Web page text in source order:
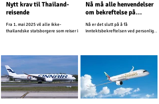
Nytt krav til Thailand-
reisende
Fra 1. mai 2025 vil alle ikke-
thailandske statsborgere som reiser inn
Nå må alle henvendelser
om bekreftelse på
pensjonsinntekt sendes til
ambassaden per post
Nå er det slutt på å få
inntektsbekreftelsen ved personlig